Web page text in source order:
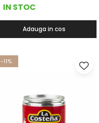
IN STOC
Adauga in cos
-11%